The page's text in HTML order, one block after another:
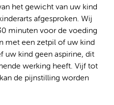
het gewicht van uw kind
afgesproken. Wij
minuten voor de voeding
met een zetpil of uw kind
uw kind geen aspirine, dit
werking heeft. Vijf tot
de pijnstilling worden